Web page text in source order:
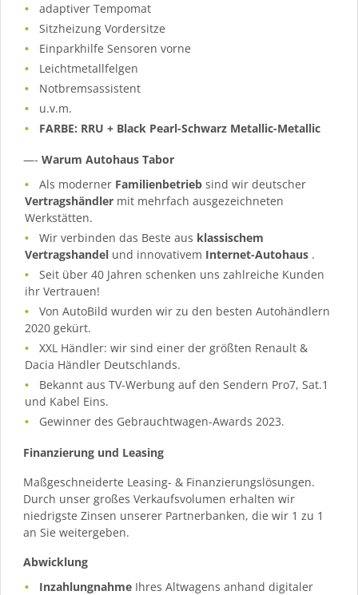
adaptiver Tempomat
Sitzheizung Vordersitze
Einparkhilfe Sensoren vorne
Leichtmetallfelgen
Notbremsassistent
u.v.m.
FARBE: RRU + Black Pearl-Schwarz Metallic-Metallic
—- Warum Autohaus Tabor
Als moderner Familienbetrieb sind wir deutscher
Vertragshändler mit mehrfach ausgezeichneten
Werkstätten.
Wir verbinden das Beste aus klassischem
Vertragshandel und innovativem Internet-Autohaus .
Seit über 40 Jahren schenken uns zahlreiche Kunden
ihr Vertrauen!
Von AutoBild wurden wir zu den besten Autohändlern
2020 gekürt.
XXL Händler: wir sind einer der größten Renault &
Dacia Händler Deutschlands.
Bekannt aus TV-Werbung auf den Sendern Pro7, Sat.1
und Kabel Eins.
Gewinner des Gebrauchtwagen-Awards 2023.
Finanzierung und Leasing
Maßgeschneiderte Leasing- & Finanzierungslösungen.
Durch unser großes Verkaufsvolumen erhalten wir
niedrigste Zinsen unserer Partnerbanken, die wir 1 zu 1
an Sie weitergeben.
Abwicklung
Inzahlungnahme Ihres Altwagens anhand digitaler